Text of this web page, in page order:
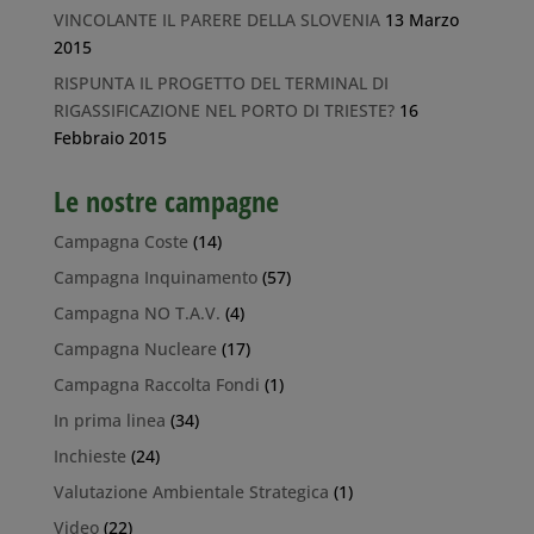
VINCOLANTE IL PARERE DELLA SLOVENIA 13 Marzo
2015
RISPUNTA IL PROGETTO DEL TERMINAL DI
RIGASSIFICAZIONE NEL PORTO DI TRIESTE? 16
Febbraio 2015
Le nostre campagne
Campagna Coste (14)
Campagna Inquinamento(57)
Campagna NO T.A.V. (4)
Campagna Nucleare (17)
Campagna Raccolta Fondi (1)
In prima linea (34)
Inchieste (24)
Valutazione Ambientale Strategica (1)
Video(22)